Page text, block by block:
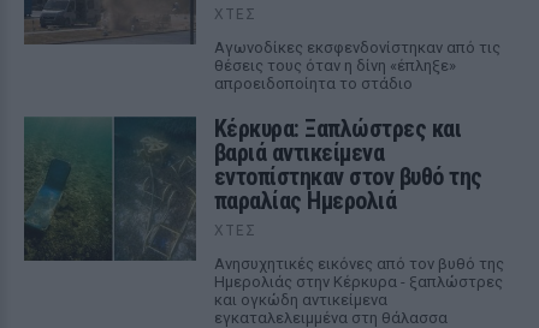
ΧΤΕΣ
Αγωνοδίκες εκσφενδονίστηκαν από τις
θέσεις τους όταν η δίνη «έπληξε»
απροειδοποίητα το στάδιο
Κέρκυρα: Ξαπλώστρες και
βαριά αντικείμενα
εντοπίστηκαν στον βυθό της
παραλίας Ημερολιά
ΧΤΕΣ
Ανησυχητικές εικόνες από τον βυθό της
Ημερολιάς στην Κέρκυρα - ξαπλώστρες
και ογκώδη αντικείμενα
εγκαταλελειμμένα στη θάλασσα